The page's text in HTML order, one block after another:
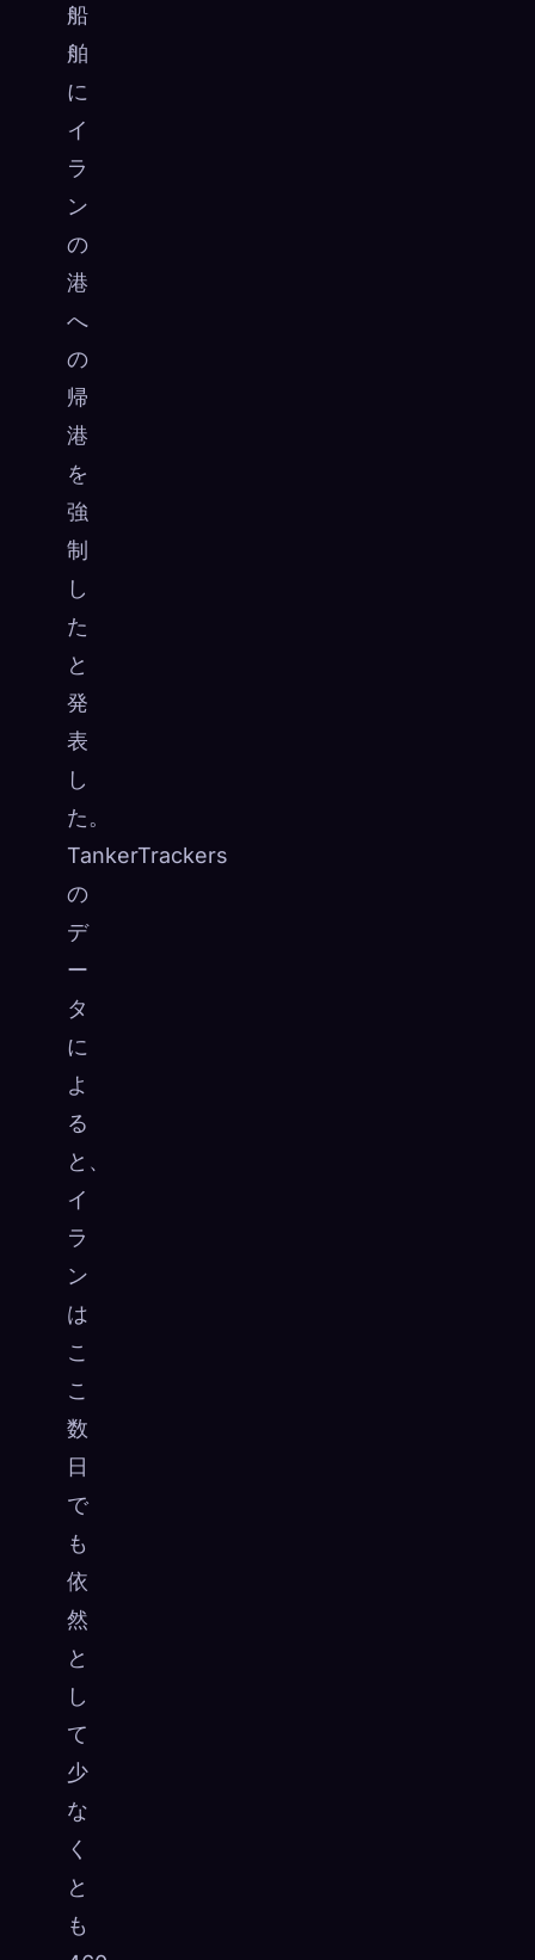
船
舶
に
イ
ラ
ン
の
港
へ
の
帰
港
を
強
制
し
た
と
発
表
し
た。
TankerTrackers
の
デ
ー
タ
に
よ
る
と、
イ
ラ
ン
は
こ
こ
数
日
で
も
依
然
と
し
て
少
な
く
と
も